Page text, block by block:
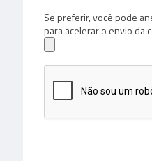
Se preferir, você pode
para acelerar o envio da